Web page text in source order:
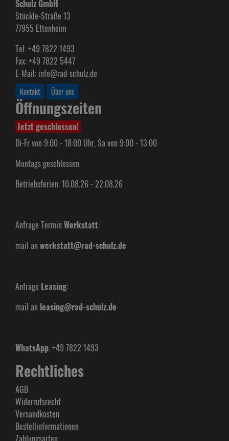
Schulz GmbH
Stückle-Straße 13
77955 Ettenheim
Tel: +49 7822 1493
Fax: +49 7822 5447
E-Mail: info@rad-schulz.de
Kontakt Über uns
Öffnungszeiten
Jetzt geschlossen!
Di-Fr von 9:00 - 18:00 Uhr, Sa von 9:00 - 13:00
Montags geschlossen
Betriebsferien: 10.08.26 - 22.08.26
Anfrage Termin Werkstatt:
mail an werkstatt@rad-schulz.de
Anfrage Leasing:
mail an leasing@rad-schulz.de
WhatsApp: +49 7822 1493
Rechtliches
AGB
Widerrufsrecht
Versandkosten
Bestellinformationen